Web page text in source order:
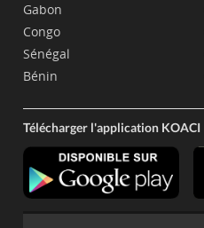
Gabon
Congo
Sénégal
Bénin
Télécharger l'application KOACI